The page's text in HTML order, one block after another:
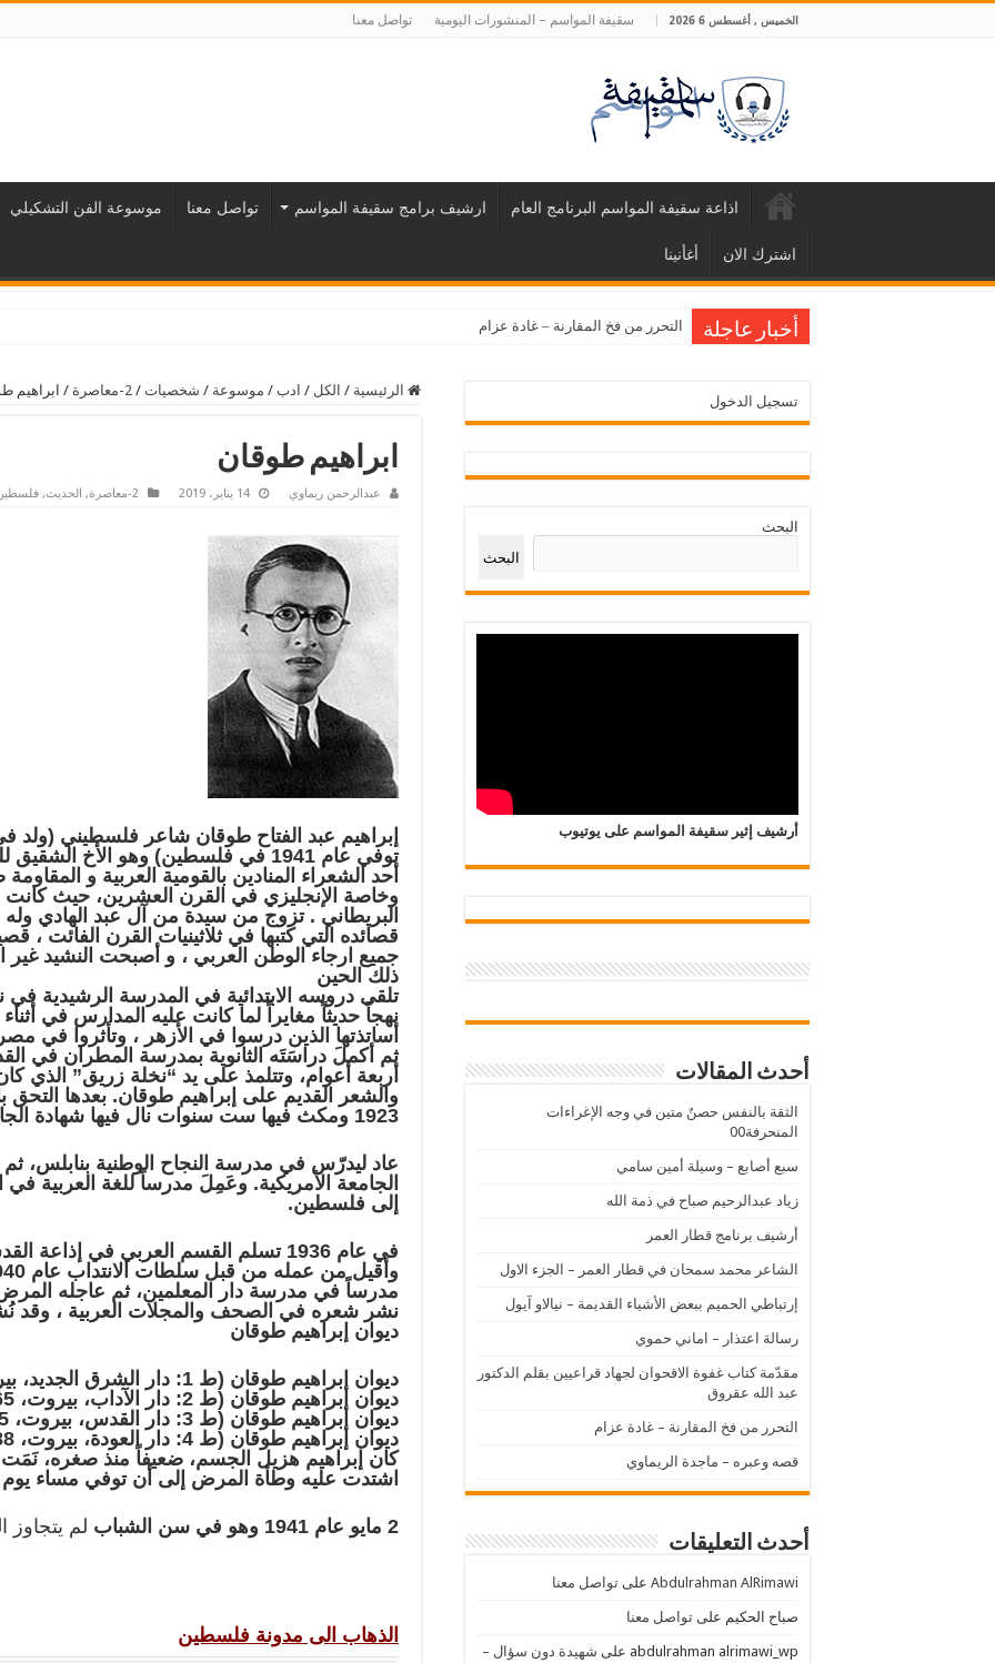
الخميس , أغسطس 6 2026 سقيفة المواسم – المنشورات اليومية تواصل معنا
اذاعة سقيفة المواسم البرنامج العام ارشيف برامج سقيفة المواسم تواصل معنا موسوعة الفن التشكيلي
اشترك الان أغأنينا
أخبار عاجلة التحرر من فخ المقارنة – غادة عزام
الرئيسية / الكل / ادب / موسوعة / شخصيات / 2-معاصرة / ابراهيم
ابراهيم طوقان
عبدالرحمن ريماوي 14 يناير، 2019 2-معاصرة , الحديث,
توفي عام 1941 في فلسطين) وهو الأخ
أحد الشعراء المنادين بالقومية العربية و
وخاصة الإنجليزي في القرن العشرين، حيث
البريطاني . تزوج من سيدة من آل عبد الهادي
قصائده التي كتبها في ثلاثينيات القرن الفائت
جميع ارجاء الوطن العربي ، و أصبحت النشيد
ذلك الحين
تلقى دروسه الابتدائية في المدرسة الرشيدية
أساتذتها الذين درسوا في الأزهر ، وتأثروا في
أربعة أعوام، وتتلمذ على يد “نخلة زريق” الذي
والشعر القديم على إبراهيم طوقان. بعدها التحق
1923 ومكث فيها ست سنوات نال فيها شهادة الجامعة في الآداب عام 1929م .
عاد ليدرّس في مدرسة النجاح الوطنية بنابلس،
إلى فلسطين.
في عام 1936 تسلم القسم العربي في
مدرساً في مدرسة دار المعلمين، ثم عاجله
نشر شعره في الصحف والمجلات العربية ، وقد
ديوان إبراهيم طوقان
ديوان إبراهيم طوقان (ط 1: دار الشرق الجديد، بيروت، 1955م).
ديوان إبراهيم طوقان (ط 2: دار الآداب، بيروت، 1965م).
ديوان إبراهيم طوقان (ط 3: دار القدس، بيروت، 1975م).
ديوان إبراهيم طوقان (ط 4: دار العودة، بيروت، 1988م).
كان إبراهيم هزيل الجسم، ضعيفاً منذ صغره،
اشتدت عليه وطأة المرض إلى أن توفي مساء يوم
2 مايو عام 1941 وهو في سن الشباب لم يتجاوز
الذهاب الى مدونة فلسطين
تسجيل الدخول
البحث
البحث
أرشيف إثير سقيفة المواسم على يوتيوب
أحدث المقالات
الثقة بالنفس حصنٌ متين في وجه الإغراءات
المنحرفة00
سبع أصابع – وسيلة أمين سامي
زياد عبدالرحيم صباح في ذمة الله
أرشيف برنامج قطار العمر
الشاعر محمد سمحان في قطار العمر – الجزء الاول
إرتباطي الحميم ببعض الأشياء القديمة – نيالاو آيول
رسالة اعتذار – اماني حموي
مقدّمة كتاب غفوة الاقحوان لجهاد قراعيين بقلم الدكتور
عبد الله عقروق
التحرر من فخ المقارنة – غادة عزام
قصه وعبره – ماجدة الريماوي
أحدث التعليقات
Abdulrahman AlRimawi على تواصل معنا
صباح الحكيم على تواصل معنا
abdulrahman alrimawi_wp على شهيدة دون سؤال –